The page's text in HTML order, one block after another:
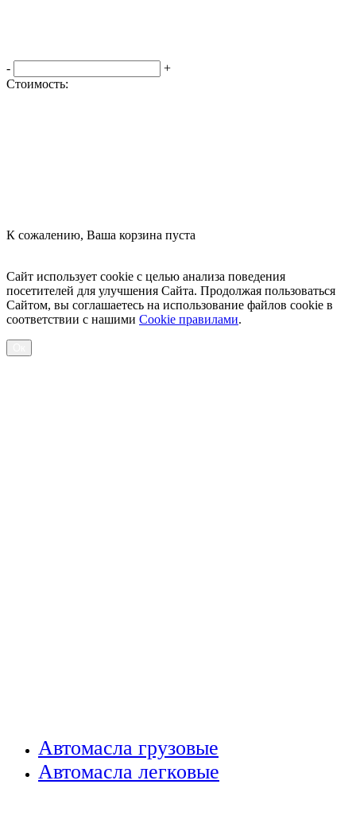
-
+
Стоимость:
К сожалению, Ваша корзина пуста
Сайт использует cookie с целью анализа поведения
посетителей для улучшения Сайта. Продолжая пользоваться
Сайтом, вы соглашаетесь на использование файлов cookie в
соответствии с нашими Cookiе правилами.
Автомасла грузовые
Автомасла легковые